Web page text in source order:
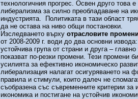
технологичния прогрес. Освен друго това
либерализма за силно преобладаване на
индустрията. Политиката в тази област
да не остава на ниво общи постановки.
Изследването върху отрасловите промени
от 2008-2009 г. води до два основни
устойчива група от страни и друга –
показват по-резки промени. Тези промени
усилията за ефективно икономическо
либерализация налагат осигуряването на
правила и стимули, които далеч не
съобразена със съвременните критерии за
икономика и постигане на устойчив